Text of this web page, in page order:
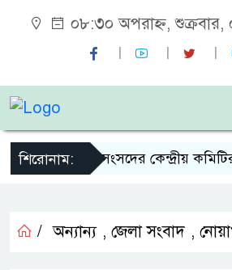
০৮:৩০ অপরাহ্ন,
শিরোনাম:
জিয়া স্মৃতি সংসদের কেন্দ্রীয়
/ অন্যান্য , জেলা সংবাদ ,